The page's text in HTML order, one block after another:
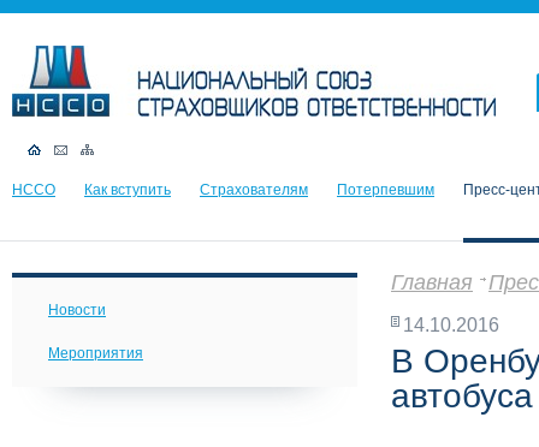
НССО Как вступить Страхователям Потерпевшим Пресс-
Новости
Мероприятия
Главная
14.10.2016
В